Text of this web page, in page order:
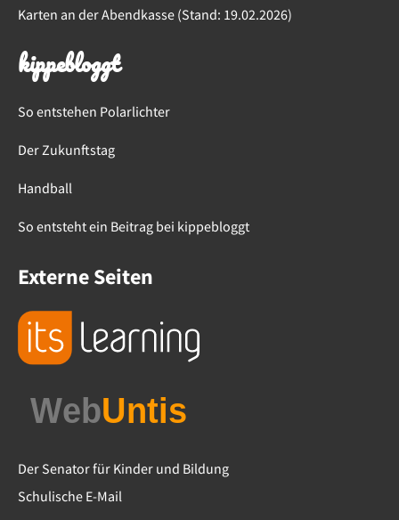
Karten an der Abendkasse (Stand: 19.02.2026)
kippebloggt
So entstehen Polarlichter
Der Zukunftstag
Handball
So entsteht ein Beitrag bei kippebloggt
Externe Seiten
Der Senator für Kinder und Bildung
Schulische E-Mail